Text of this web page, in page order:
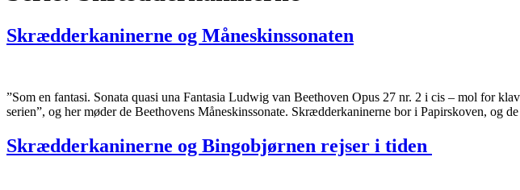
Skrædderkaninerne og Måneskinssonaten
”Som en fantasi. Sonata quasi una Fantasia Ludwig van Beethoven Opus 27 nr. 2 i cis – mol for
serien”, og her møder de Beethovens Måneskinssonate. Skrædderkaninerne bor i Papirskoven, og
Skrædderkaninerne og Bingobjørnen rejser i tiden